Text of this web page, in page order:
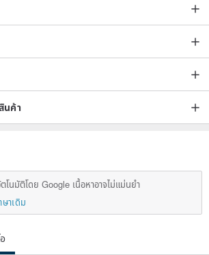
of silver jewelry will turn yellow and black due
springs, lotions, perfumes and other
chemicals to avoid darkening.
oxidation when exposed to air and
and maintenance and good storage can
water or dishwashing liquid, then wiped with
dry, keep it dry and put it in a zipper bag
นค้า
โนมัติโดย Google เนื้อหาอาจไม่แม่นยำ
าเดิม